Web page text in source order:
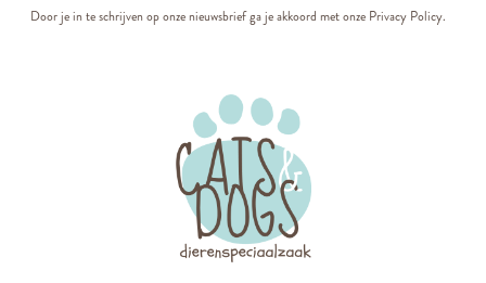
Door je in te schrijven op onze nieuwsbrief ga je akkoord met onze Privacy Policy.